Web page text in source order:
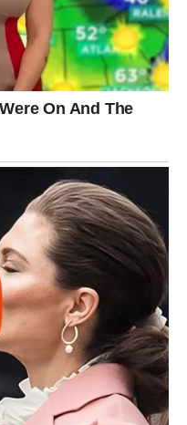
preokret.
za posao ili
vrata
druženja, spontanih